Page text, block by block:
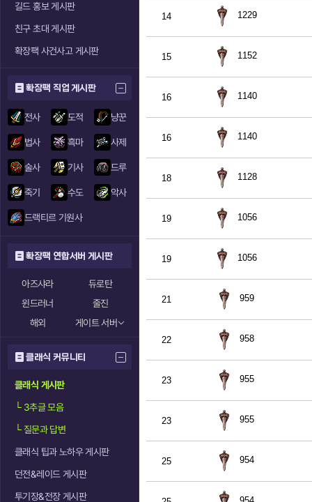
길드 홍보 게시판
친구 초대 게시판
확장팩 사건사고 게시판
확장팩 직업 게시판
전사 도적 냥꾼
법사 흑마 사제
술사 기사 드루
죽기 수도 악사
드랙티르 기원사
확장팩 연합서버 게시판
아즈샤라
듀로탄
윈드러너
줄진
해외
게이트 서버
클래식 커뮤니티
클래식 게시판
└3추글 모음
└질문과 답변
클래식 팁과 노하우 게시판
던전&레이드 게시판
투기장&전장 게시판
14 1229
15 1152
16 1140
16 1140
18 1128
19 1056
19 1056
21 959
22 958
23 955
23 955
25 954